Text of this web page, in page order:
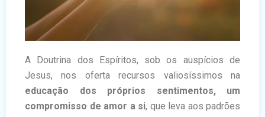
A Doutrina dos Espíritos, sob os auspícios de
Jesus, nos oferta recursos valiosíssimos na
educação dos próprios sentimentos, um
compromisso de amor a si, que leva aos padrões